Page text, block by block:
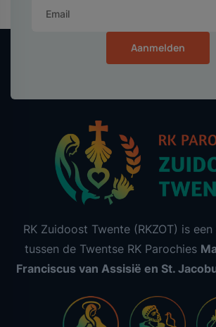
Aanmelden
RK Zuidoost Twente (RKZOT) is
tussen de Twentse RK Parochies
Franciscus van Assisië en St.